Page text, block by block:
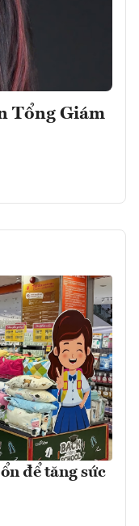
Tổng Giám
để tăng sức